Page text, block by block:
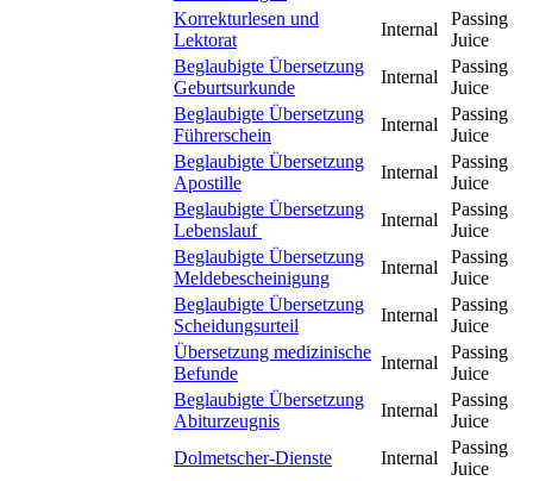
Korrekturlesen und
Lektorat
Internal
Passing
Juice
Beglaubigte Übersetzung
Geburtsurkunde
Internal
Passing
Juice
Beglaubigte Übersetzung
Führerschein
Internal
Passing
Juice
Beglaubigte Übersetzung
Apostille
Internal
Passing
Juice
Beglaubigte Übersetzung
Lebenslauf
Internal
Passing
Juice
Beglaubigte Übersetzung
Meldebescheinigung
Internal
Passing
Juice
Beglaubigte Übersetzung
Scheidungsurteil
Internal
Passing
Juice
Übersetzung medizinische
Befunde
Internal
Passing
Juice
Beglaubigte Übersetzung
Abiturzeugnis
Internal
Passing
Juice
Dolmetscher-Dienste
Internal
Passing
Juice